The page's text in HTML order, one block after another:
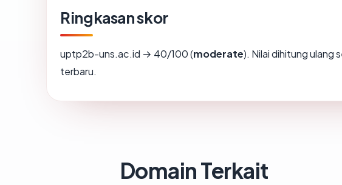
Ringkasan skor
uptp2b-uns.ac.id → 40/100 (moderate). Nilai dihitung ulang
terbaru.
Domain Terkait